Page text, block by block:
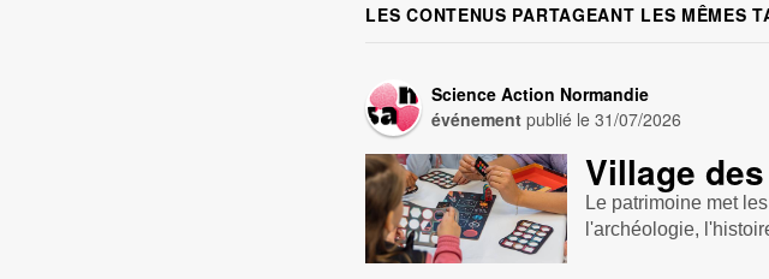
LES CONTENUS PARTAGEANT LES MÊMES
Science Action Normandie
événement publié le31/07/2026
Village
Le patrimoine met
l'archéologie,